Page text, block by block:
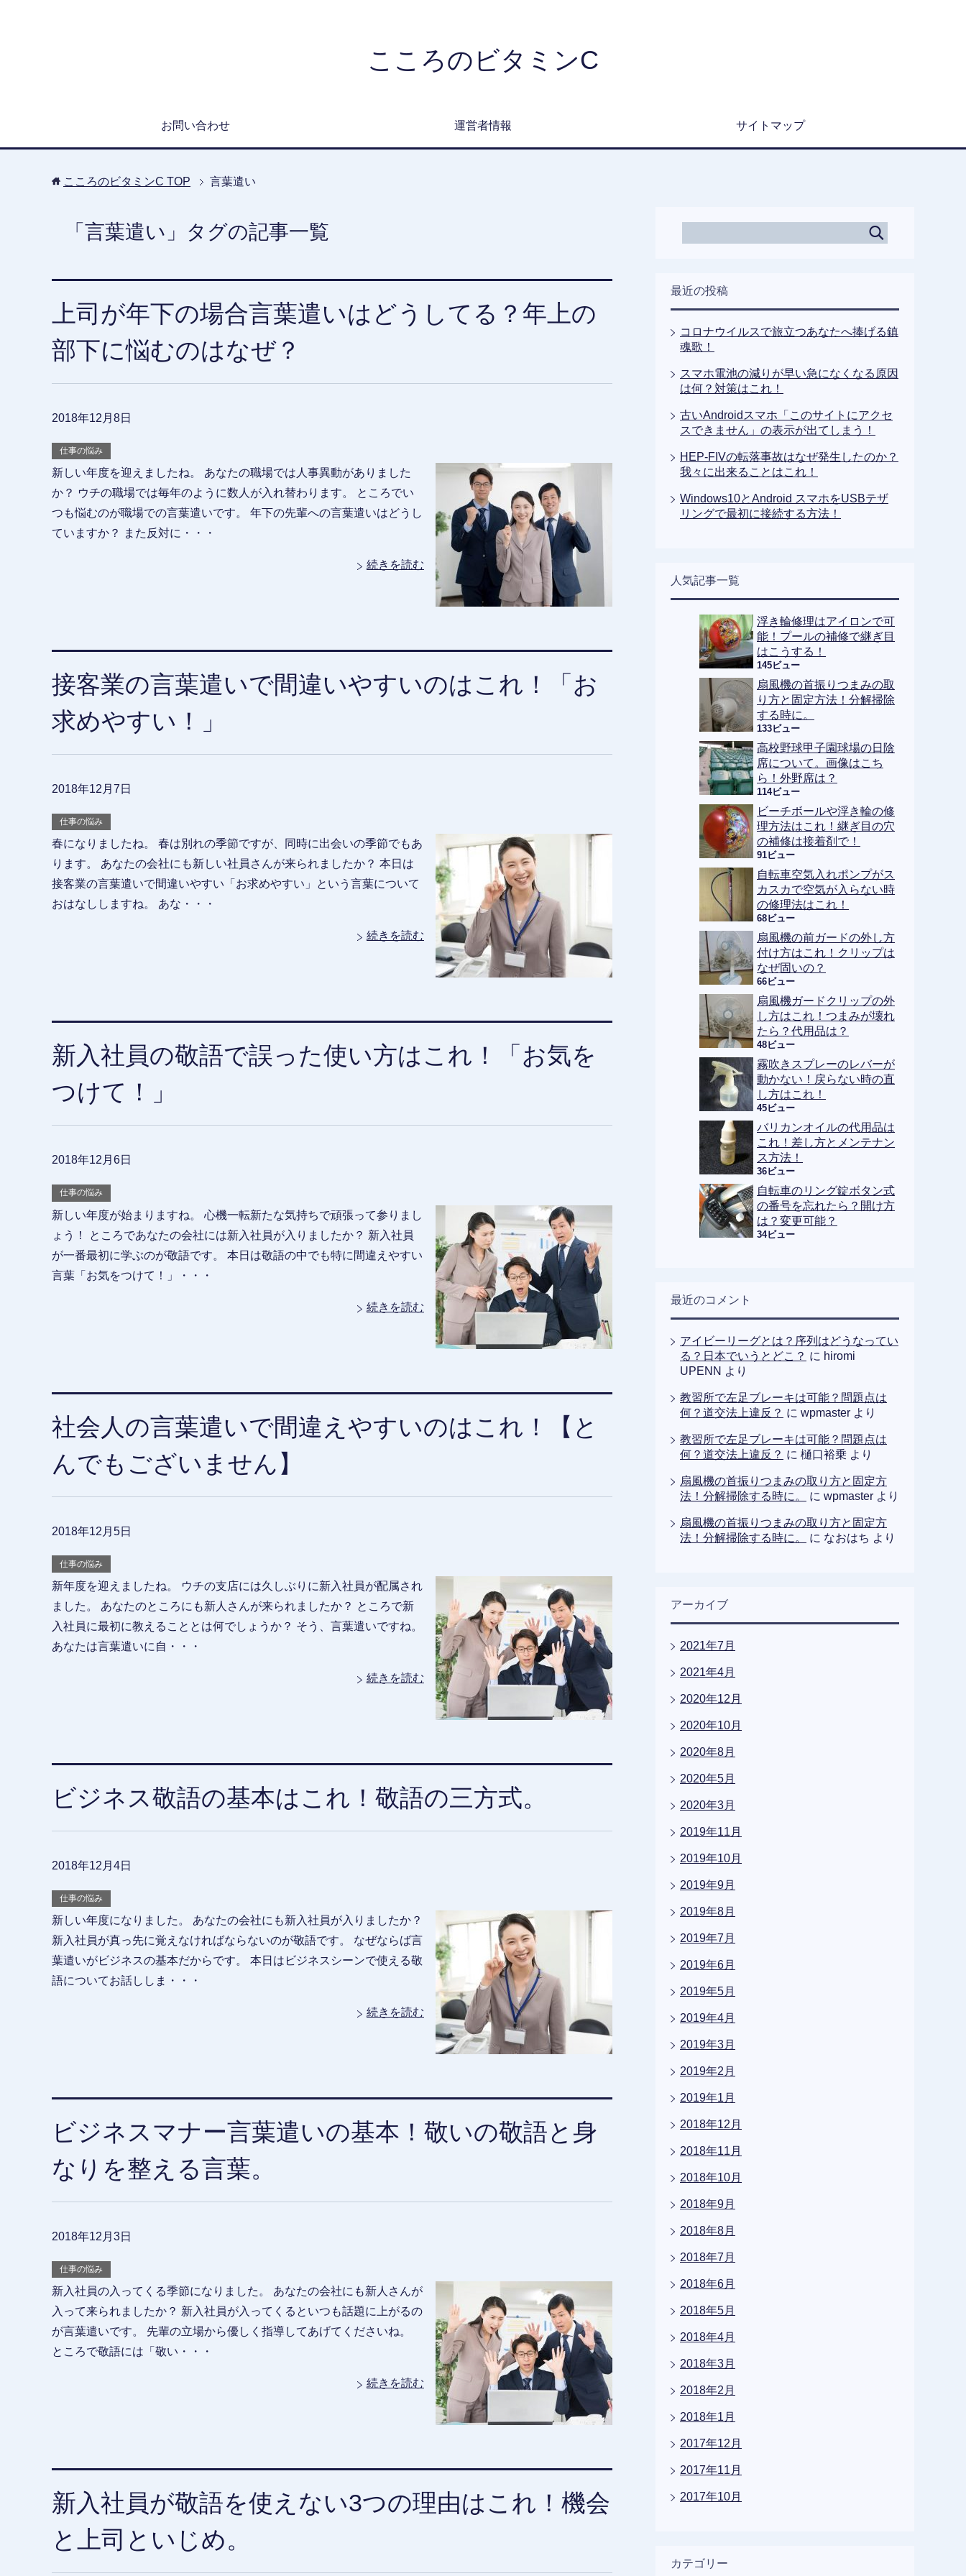
こころのビタミンC
お問い合わせ 運営者情報 サイトマップ
こころのビタミンC TOP 言葉遣い
「言葉遣い」タグの記事一覧
上司が年下の場合言葉遣いはどうしてる？年上の
部下に悩むのはなぜ？
2018年12月8日
仕事の悩み
新しい年度を迎えましたね。 あなたの職場では人事異動がありました
か？ ウチの職場では毎年のように数人が入れ替わります。 ところでい
つも悩むのが職場での言葉遣いです。 年下の先輩への言葉遣いはどうし
ていますか？ また反対に・・・
続きを読む
接客業の言葉遣いで間違いやすいのはこれ！「お
求めやすい！」
2018年12月7日
仕事の悩み
春になりましたね。 春は別れの季節ですが、同時に出会いの季節でもあ
ります。 あなたの会社にも新しい社員さんが来られましたか？ 本日は
接客業の言葉遣いで間違いやすい「お求めやすい」という言葉について
おはなししますね。 あな・・・
続きを読む
新入社員の敬語で誤った使い方はこれ！「お気を
つけて！」
2018年12月6日
仕事の悩み
新しい年度が始まりますね。 心機一転新たな気持ちで頑張って参りまし
ょう！ ところであなたの会社には新入社員が入りましたか？ 新入社員
が一番最初に学ぶのが敬語です。 本日は敬語の中でも特に間違えやすい
言葉「お気をつけて！」・・・
続きを読む
社会人の言葉遣いで間違えやすいのはこれ！【と
んでもございません】
2018年12月5日
仕事の悩み
新年度を迎えましたね。 ウチの支店には久しぶりに新入社員が配属され
ました。 あなたのところにも新人さんが来られましたか？ ところで新
入社員に最初に教えることとは何でしょうか？ そう、言葉遣いですね。
あなたは言葉遣いに自・・・
続きを読む
ビジネス敬語の基本はこれ！敬語の三方式。
2018年12月4日
仕事の悩み
新しい年度になりました。 あなたの会社にも新入社員が入りましたか？
新入社員が真っ先に覚えなければならないのが敬語です。 なぜならば言
葉遣いがビジネスの基本だからです。 本日はビジネスシーンで使える敬
語についてお話ししま・・・
続きを読む
ビジネスマナー言葉遣いの基本！敬いの敬語と身
なりを整える言葉。
2018年12月3日
仕事の悩み
新入社員の入ってくる季節になりました。 あなたの会社にも新人さんが
入って来られましたか？ 新入社員が入ってくるといつも話題に上がるの
が言葉遣いです。 先輩の立場から優しく指導してあげてくださいね。
ところで敬語には「敬い・・・
続きを読む
新入社員が敬語を使えない3つの理由はこれ！機会
と上司といじめ。
最近の投稿
コロナウイルスで旅立つあなたへ捧げる鎮
魂歌！
スマホ電池の減りが早い急になくなる原因
は何？対策はこれ！
古いAndroidスマホ「このサイトにアクセ
スできません」の表示が出てしまう！
HEP-FIVの転落事故はなぜ発生したのか？
我々に出来ることはこれ！
Windows10とAndroid スマホをUSBテザ
リングで最初に接続する方法！
人気記事一覧
浮き輪修理はアイロンで可
能！プールの補修で継ぎ目
はこうする！
145ビュー
扇風機の首振りつまみの取
り方と固定方法！分解掃除
する時に。
133ビュー
高校野球甲子園球場の日陰
席について。画像はこち
ら！外野席は？
114ビュー
ビーチボールや浮き輪の修
理方法はこれ！継ぎ目の穴
の補修は接着剤で！
91ビュー
自転車空気入れポンプがス
カスカで空気が入らない時
の修理法はこれ！
68ビュー
扇風機の前ガードの外し方
付け方はこれ！クリップは
なぜ固いの？
66ビュー
扇風機ガードクリップの外
し方はこれ！つまみが壊れ
たら？代用品は？
48ビュー
霧吹きスプレーのレバーが
動かない！戻らない時の直
し方はこれ！
45ビュー
バリカンオイルの代用品は
これ！差し方とメンテナン
ス方法！
36ビュー
自転車のリング錠ボタン式
の番号を忘れたら？開け方
は？変更可能？
34ビュー
最近のコメント
アイビーリーグとは？序列はどうなってい
る？日本でいうとどこ？ に hiromi
UPENN より
教習所で左足ブレーキは可能？問題点は
何？道交法上違反？ に wpmaster より
教習所で左足ブレーキは可能？問題点は
何？道交法上違反？ に 樋口裕乗 より
扇風機の首振りつまみの取り方と固定方
法！分解掃除する時に。
に wpmaster より
扇風機の首振りつまみの取り方と固定方
法！分解掃除する時に。
に なおはち より
アーカイブ
2021年7月
2021年4月
2020年12月
2020年10月
2020年8月
2020年5月
2020年3月
2019年11月
2019年10月
2019年9月
2019年8月
2019年7月
2019年6月
2019年5月
2019年4月
2019年3月
2019年2月
2019年1月
2018年12月
2018年11月
2018年10月
2018年9月
2018年8月
2018年7月
2018年6月
2018年5月
2018年4月
2018年3月
2018年2月
2018年1月
2017年12月
2017年11月
2017年10月
カテゴリー